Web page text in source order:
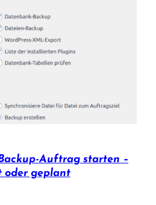
Auftrag starten –
oder geplant